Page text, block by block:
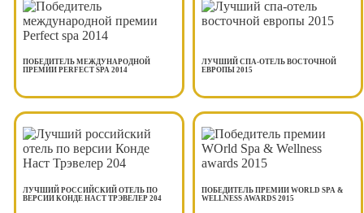
ПОБЕДИТЕЛЬ МЕЖДУНАРОДНОЙ
ПРЕМИИ PERFECT SPA 2014
ЛУЧШИЙ СПА-ОТЕЛЬ ВОСТОЧНОЙ
ЕВРОПЫ 2015
ЛУЧШИЙ РОССИЙСКИЙ ОТЕЛЬ ПО
ВЕРСИИ КОНДЕ НАСТ ТРЭВЕЛЕР 204
ПОБЕДИТЕЛЬ ПРЕМИИ WORLD SPA &
WELLNESS AWARDS 2015